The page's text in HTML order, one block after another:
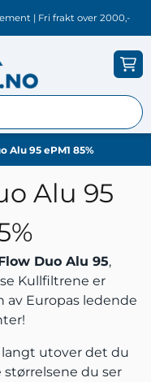
| Fri frakt over 2000,-
Alu 95 ePM1 85%
Alu 95
Duo Alu 95,
Kullfiltrene er
av Europas ledende
langt utover det du
du ser